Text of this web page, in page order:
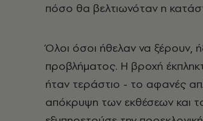
πόσο θα βελτιωνόταν η
Όλοι όσοι ήθελαν να ξέρουν,
προβλήματος. Η βροχή
ήταν τεράστιο - το αφανές
απόκρυψη των εκθέσεων και